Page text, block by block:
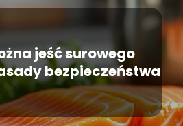
jeść surowego
bezpieczeństwa